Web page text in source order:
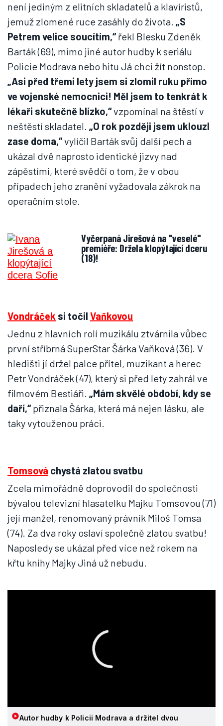
není jediným z elitních skladatelů a klavíristů,
jemuž zlomené ruce zasáhly do života. „S
Petrem velice soucítím,“řekl Blesku Zdeněk
Barták (69), mimo jiné autor hudby k seriálu
Policie Modrava nebo hitu Já chci žít nonstop.
„Asi před třemi lety jsem si zlomil ruku přímo
ve vojenské nemocnici! Měl jsem to tenkrát k
lékaři skutečně blízko,“vzpomínal na štěstí v
neštěstí skladatel. „O rok později jsem uklouzl
zase doma,“vylíčil Barták svůj další pech a
ukázal dvě naprosto identické jizvy nad
zápěstími, které svědčí o tom, že v obou
případech jeho zranění vyžadovala zákrok na
operačním stole.
Vyčerpaná Jirešová na "veselé"
premiéře: Držela klopýtající dceru
(18)!
Vondráček si točil Vaňkovou
Jednu z hlavních rolí muzikálu ztvárnila vůbec
první stříbrná SuperStar Šárka Vaňková (36). V
hledišti jí držel palce přítel, muzikant a herec
Petr Vondráček (47), který si před lety zahrál ve
filmovém Bestiáři. „Mám skvělé období, kdy se
daří,“přiznala Šárka, která má nejen lásku, ale
taky vytouženou práci.
Tomsová chystá zlatou svatbu
Zcela mimořádně doprovodil do společnosti
bývalou televizní hlasatelku Majku Tomsovou (71)
její manžel, renomovaný právník Miloš Tomsa
(74). Za dva roky oslaví společně zlatou svatbu!
Naposledy se ukázal před více než rokem na
křtu knihy Majky Jiná už nebudu.
Autor hudby k Policii Modrava a držitel dvou